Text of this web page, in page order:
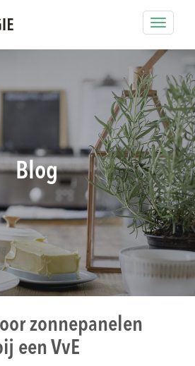
Toggle
Blog
zonnepanelen
een VvE